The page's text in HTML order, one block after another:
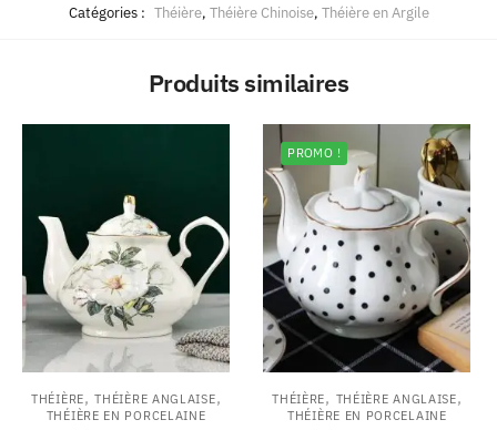
Catégories : Théière, Théière Chinoise, Théière en Argile
Produits similaires
THÉIÈRE,THÉIÈRE ANGLAISE,
THÉIÈRE EN PORCELAINE
PROMO !
THÉIÈRE, THÉIÈRE ANGLAISE,
THÉIÈRE EN PORCELAINE